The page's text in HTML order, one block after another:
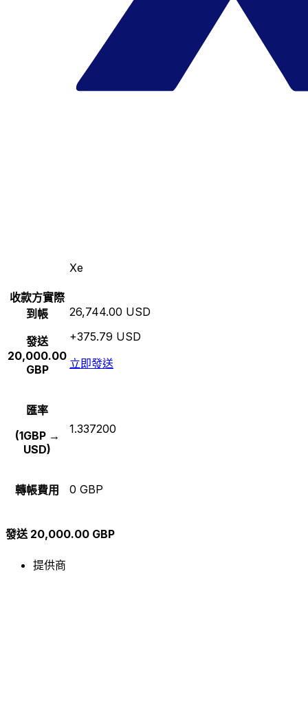
Xe
收款方實際
到帳
發送
20,000.00
GBP
26,744.00 USD
+375.79 USD
立即發送
匯率
(1GBP →
USD)
1.337200
轉帳費用 0 GBP
發送 20,000.00 GBP
提供商